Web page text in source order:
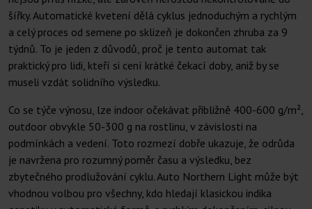
šířky. Automatické kvetení dělá cyklus jednoduchým a rychlým
a celý proces od semene po sklizeň je dokončen zhruba za 9
týdnů. To je jeden z důvodů, proč je tento automat tak
praktický pro lidi, kteří si cení krátké čekací doby, aniž by se
museli vzdát solidního výsledku.
Co se týče výnosu, lze indoor očekávat přibližně 400-600 g/m²,
outdoor obvykle 50-300 g na rostlinu, v závislosti na
podmínkách a vedení. Toto rozmezí dobře ukazuje, že odrůda
je navržena pro rozumný poměr času a výsledku, bez
zbytečného prodlužování cyklu. Auto Northern Light může být
vhodnou volbou pro všechny, kdo hledají klasickou indika